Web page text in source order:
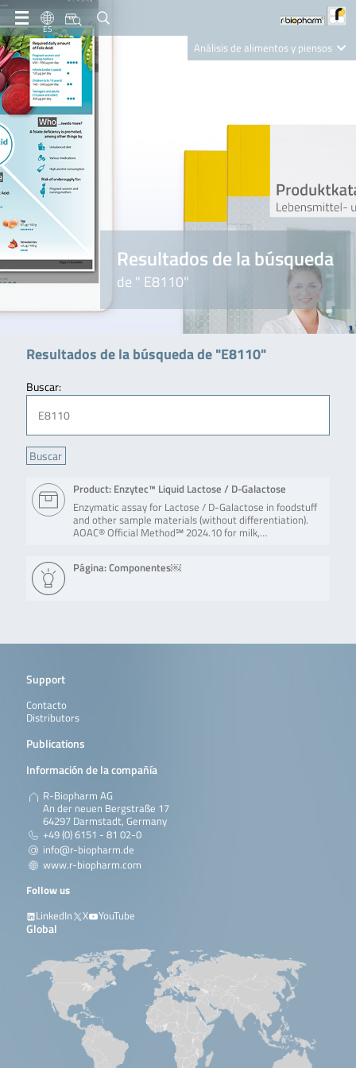
ES
Análisis de alimentos y piensos
Nutrition Care
Resultados de la búsqueda
de " E8110"
Resultados de la búsqueda de "E8110"
Buscar:
Product: Enzytec™ Liquid Lactose / D-Galactose
Enzymatic assay for Lactose / D-Galactose in foodstuff
and other sample materials (without differentiation).
AOAC® Official Method℠ 2024.10 for milk,…
Página: Componentes￼
Support
Contacto
Distributors
Publications
Información de la compañía
R-Biopharm AG
An der neuen Bergstraße 17
64297 Darmstadt, Germany
+49 (0) 6151 - 81 02-0
info@r-biopharm.de
www.r-biopharm.com
Follow us
LinkedIn
X YouTube
Global